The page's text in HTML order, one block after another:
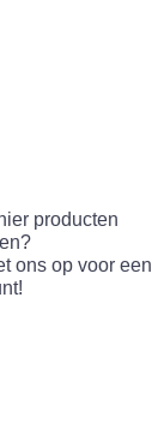
producten
ons op voor een